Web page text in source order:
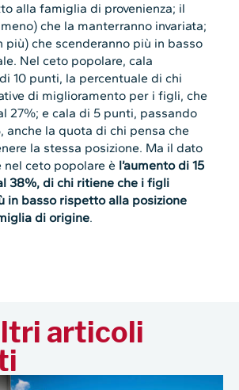
alla famiglia di provenienza; il
che la manterranno invariata;
più) che scenderanno più in basso
Nel ceto popolare, cala
10 punti, la percentuale di chi
di miglioramento per i figli, che
27%; e cala di 5 punti, passando
anche la quota di chi pensa che
la stessa posizione. Ma il dato
nel ceto popolare è l’aumento di 15
38%, di chi ritiene che i figli
in basso rispetto alla posizione
di origine.
articoli